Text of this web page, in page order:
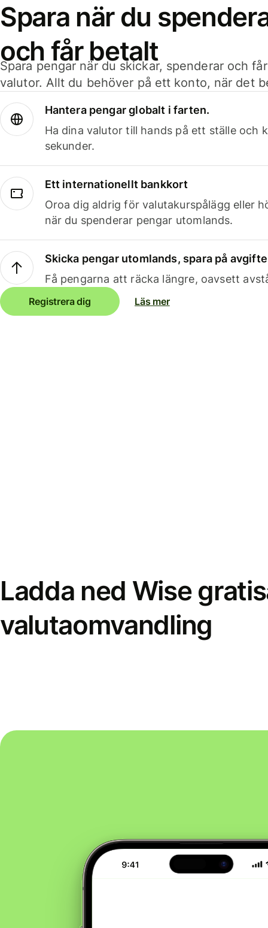
Spara när du
och får betalt
Spara pengar när du skickar, spenderar och
valutor. Allt du behöver på ett konto, när det
Hantera pengar globalt i farten.
Ha dina valutor till hands på ett ställe och
sekunder.
Ett internationellt bankkort
Oroa dig aldrig för valutakurspålägg eller
när du spenderar pengar utomlands.
Skicka pengar utomlands, spara på
Få pengarna att räcka längre, oavsett
Registrera dig Läs mer
Ladda ned Wise
valutaomvandling